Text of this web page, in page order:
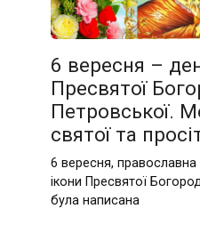
6 вересня –
Пресвятої
Петровської.
святої та
6 вересня,
ікони Пресвятої
була написана